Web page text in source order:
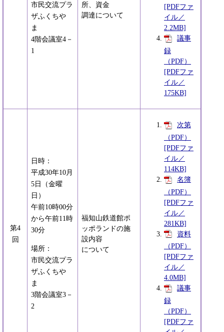
市民交流プラ
ザふくちや
ま
4階会議室4－
1
所、資金
調達について
[PDFファ
イル／
2.2MB]
議事
録
（PDF）
[PDFファ
イル／
175KB]
第4
回
日時：
平成30年10月
5日（金曜
日）
午前10時00分
から午前11時
30分
場所：
市民交流プラ
ザふくちや
ま
3階会議室3－
2
福知山鉄道館ポ
ッポランドの施
設内容
について
次第
（PDF）
[PDFファ
イル／
114KB]
名簿
（PDF）
[PDFファ
イル／
281KB]
資料
（PDF）
[PDFファ
イル／
4.0MB]
議事
録
（PDF）
[PDFファ